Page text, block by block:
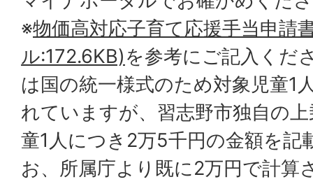
※物価高対応子育て応援手当申請
ル:172.6KB)を参考にご記入くだ
は国の統一様式のため対象児童1
れていますが、習志野市独自の
童1人につき2万5千円の金額を記
お、所属庁より既に2万円で計算